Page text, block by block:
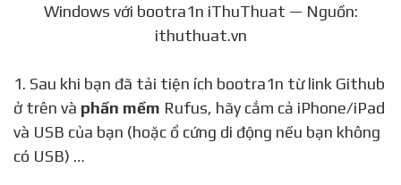
Windows với bootra1n iThuThuat — Nguồn:
ithuthuat.vn
1. Sau khi bạn đã tải tiện ích bootra1n từ link Github
ở trên và phần mềm Rufus, hãy cắm cả iPhone/iPad
và USB của bạn (hoặc ổ cứng di động nếu bạn không
có USB) …